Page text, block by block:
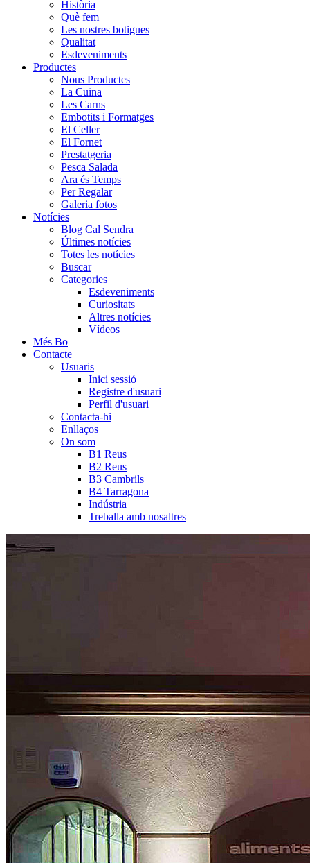
Història
Què fem
Les nostres botigues
Qualitat
Esdeveniments
Productes
Nous Productes
La Cuina
Les Carns
Embotits i Formatges
El Celler
El Fornet
Prestatgeria
Pesca Salada
Ara és Temps
Per Regalar
Galeria fotos
Notícies
Blog Cal Sendra
Últimes notícies
Totes les notícies
Buscar
Categories
Esdeveniments
Curiositats
Altres notícies
Vídeos
Més Bo
Contacte
Usuaris
Inici sessió
Registre d'usuari
Perfil d'usuari
Contacta-hi
Enllaços
On som
B1 Reus
B2 Reus
B3 Cambrils
B4 Tarragona
Indústria
Treballa amb nosaltres